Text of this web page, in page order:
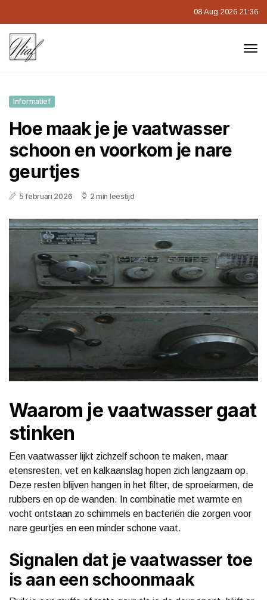
08 Aug 2026 21:36
Informatief
Hoe maak je je vaatwasser
schoon en voorkom je nare
geurtjes
5 februari 2026 2 min leestijd
Waarom je vaatwasser gaat
stinken
Een vaatwasser lijkt zichzelf schoon te maken, maar
etensresten, vet en kalkaanslag hopen zich langzaam op.
Deze resten blijven hangen in het filter, de sproeiarmen, de
rubbers en op de wanden. In combinatie met warmte en
vocht ontstaan zo schimmels en bacteriën die zorgen voor
nare geurtjes en een minder schone vaat.
Signalen dat je vaatwasser toe
is aan een schoonmaak